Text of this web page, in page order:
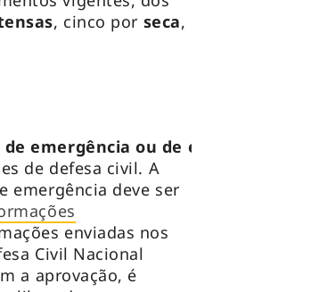
, cinco por seca,
emergência ou de estado de
de defesa civil. A
emergência deve ser
enviadas nos
Civil Nacional
a aprovação, é